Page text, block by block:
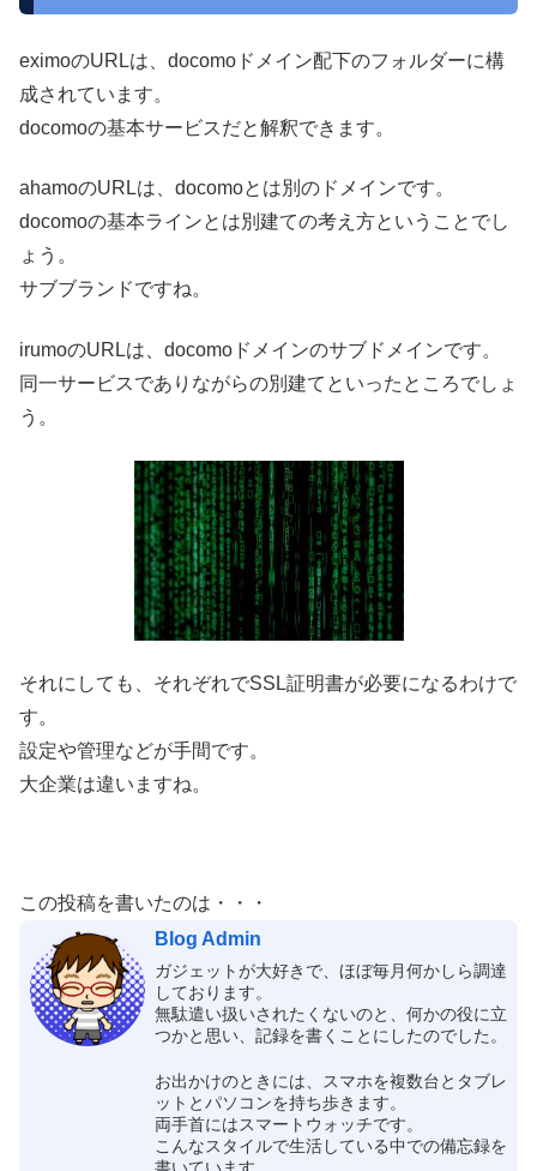
eximoのURLは、docomoドメイン配下のフォルダーに構
成されています。
docomoの基本サービスだと解釈できます。
ahamoのURLは、docomoとは別のドメインです。
docomoの基本ラインとは別建ての考え方ということでし
ょう。
サブブランドですね。
irumoのURLは、docomoドメインのサブドメインです。
同一サービスでありながらの別建てといったところでしょ
う。
それにしても、それぞれでSSL証明書が必要になるわけで
す。
設定や管理などが手間です。
大企業は違いますね。
この投稿を書いたのは・・・
Blog Admin
ガジェットが大好きで、ほぼ毎月何かしら調達
しております。
無駄遣い扱いされたくないのと、何かの役に立
つかと思い、記録を書くことにしたのでした。
お出かけのときには、スマホを複数台とタブレ
ットとパソコンを持ち歩きます。
両手首にはスマートウォッチです。
こんなスタイルで生活している中での備忘録を